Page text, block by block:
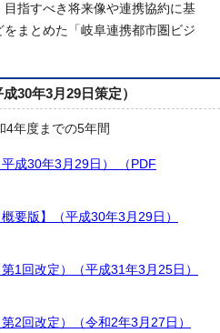
指すべき将来像や連携協約に基
まとめた「岐阜連携都市圏ビジ
30年3月29日策定）
4年度までの5年間
成30年3月29日） （PDF
要版】（平成30年3月29日）
1回改定）（平成31年3月25日）
2回改定）（令和2年3月27日）